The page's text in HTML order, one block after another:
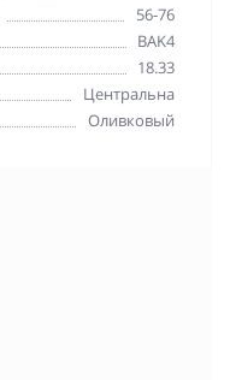
56-76
BAK4
18.33
Центральна
Оливковый